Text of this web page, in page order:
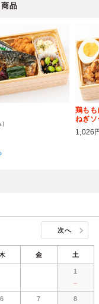
品
鶏もも
ねぎソ
1,026
次へ
金 土
1
－
6 7 8